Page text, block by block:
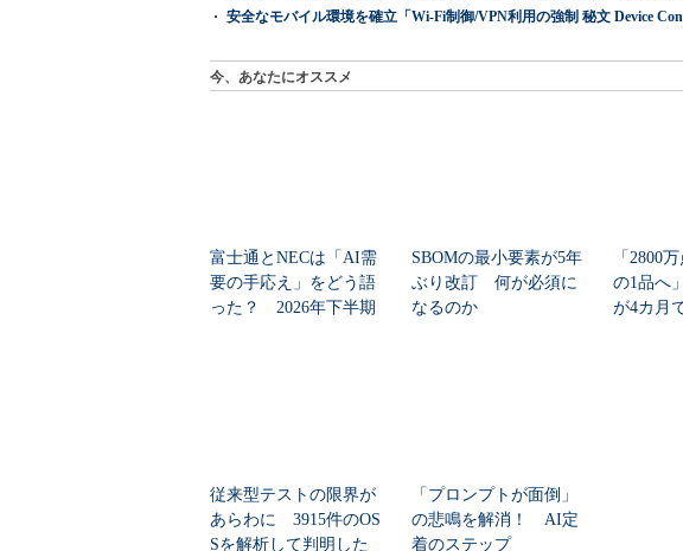
安全なモバイル環境を確立「Wi-Fi制御/VPN利用の強制 秘文 Device
今、あなたにオススメ
富士通とNECは「AI需
要の手応え」をどう語
った？ 2026年下半期
SBOMの最小要素が5年
ぶり改訂 何が必須に
なるのか
「2800
の1品へ
が4カ月
従来型テストの限界が
あらわに 3915件のOS
Sを解析して判明した
「プロンプトが面倒」
の悲鳴を解消！ AI定
着のステップ